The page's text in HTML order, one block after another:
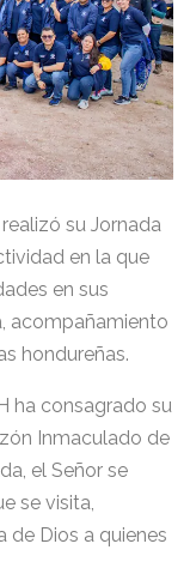
su Jornada
en la que
en sus
acompañamiento
hondureñas.
ha consagrado su
Inmaculado de
el Señor se
se visita,
de Dios a quienes